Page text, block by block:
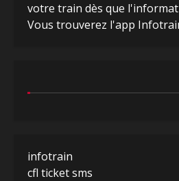
votre train dès que
Vous trouverez l'app
infotrain
cfl ticket sms